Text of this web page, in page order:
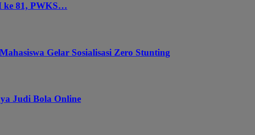
ke 81, PWKS…
Gelar Sosialisasi Zero Stunting
Judi Bola Online